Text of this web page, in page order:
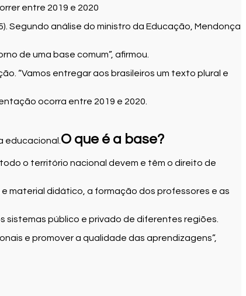
entre 2019 e 2020
Segundo análise do ministro da Educação, Mendonça
de uma base comum”, afirmou.
“Vamos entregar aos brasileiros um texto plural e
ocorra entre 2019 e 2020.
educacional.O que é a base?
o território nacional devem e têm o direito de
material didático, a formação dos professores e as
sistemas público e privado de diferentes regiões.
e promover a qualidade das aprendizagens”,